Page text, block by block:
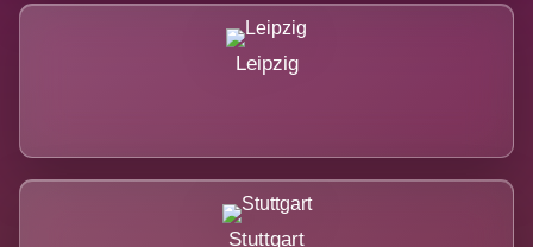
Leipzig
Stuttgart